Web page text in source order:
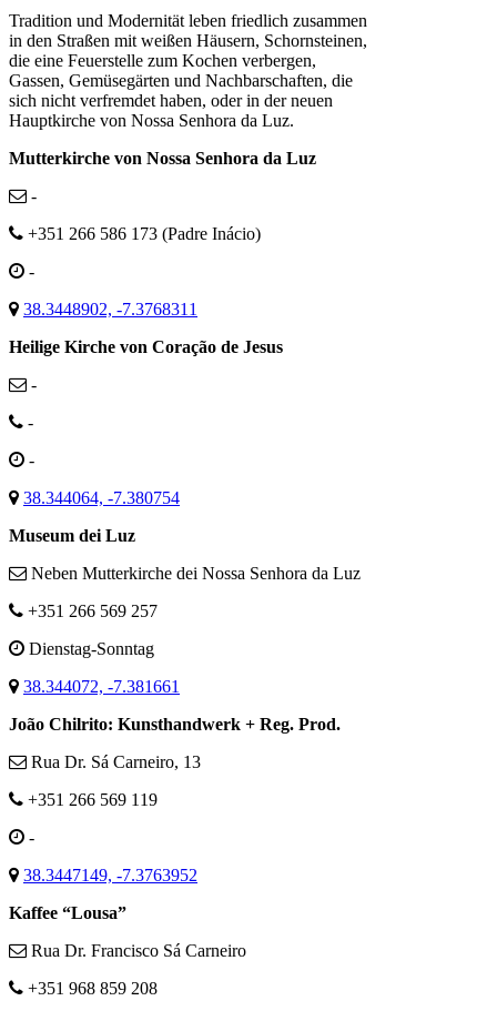
Tradition und Modernität leben friedlich zusammen
in den Straßen mit weißen Häusern, Schornsteinen,
die eine Feuerstelle zum Kochen verbergen,
Gassen, Gemüsegärten und Nachbarschaften, die
sich nicht verfremdet haben, oder in der neuen
Hauptkirche von Nossa Senhora da Luz.
Mutterkirche von Nossa Senhora da Luz
-
+351 266 586 173 (Padre Inácio)
-
38.3448902, -7.3768311
Heilige Kirche von Coração de Jesus
-
-
-
38.344064, -7.380754
Museum dei Luz
Neben Mutterkirche dei Nossa Senhora da Luz
+351 266 569 257
Dienstag-Sonntag
38.344072, -7.381661
João Chilrito: Kunsthandwerk + Reg. Prod.
Rua Dr. Sá Carneiro, 13
+351 266 569 119
-
38.3447149, -7.3763952
Kaffee “Lousa”
Rua Dr. Francisco Sá Carneiro
+351 968 859 208